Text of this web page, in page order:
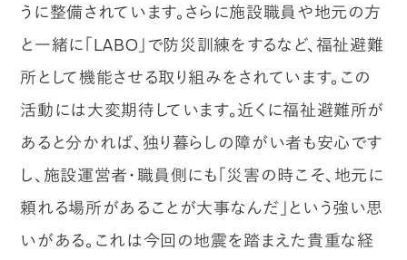
うに整備されています。さらに施設職員や地元の方
と一緒に「LABO」で防災訓練をするなど、福祉避難
所として機能させる取り組みをされています。この
活動には大変期待しています。近くに福祉避難所が
あると分かれば、独り暮らしの障がい者も安心です
し、施設運営者・職員側にも「災害の時こそ、地元に
頼れる場所があることが大事なんだ」という強い思
いがある。これは今回の地震を踏まえた貴重な経